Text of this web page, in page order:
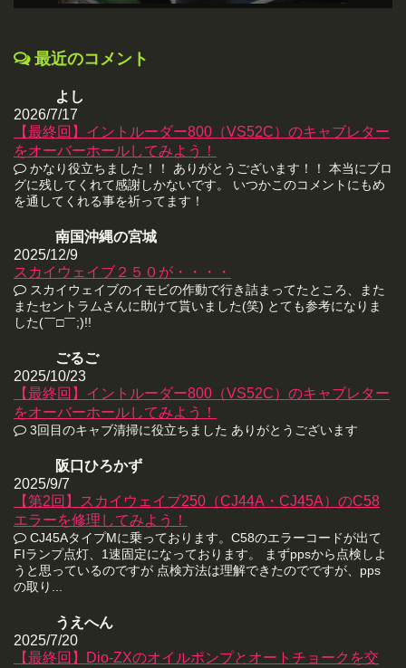
最近のコメント
よし
2026/7/17
【最終回】イントルーダー800（VS52C）のキャブレター
をオーバーホールしてみよう！
かなり役立ちました！！ ありがとうございます！！ 本当にブロ
グに残してくれて感謝しかないです。 いつかこのコメントにもめ
を通してくれる事を祈ってます！
南国沖縄の宮城
2025/12/9
スカイウェイブ２５０が・・・・
スカイウェイブのイモビの作動で行き詰まってたところ、また
またセントラムさんに助けて貰いました(笑) とても参考になりま
した(￣□￣;)!!
ごるご
2025/10/23
【最終回】イントルーダー800（VS52C）のキャブレター
をオーバーホールしてみよう！
3回目のキャブ清掃に役立ちました ありがとうございます
阪口ひろかず
2025/9/7
【第2回】スカイウェイブ250（CJ44A・CJ45A）のC58
エラーを修理してみよう！
CJ45AタイプMに乗っております。C58のエラーコードが出て
FIランプ点灯、1速固定になっております。 まずppsから点検しよ
うと思っているのですが 点検方法は理解できたのでですが、pps
の取り...
うえへん
2025/7/20
【最終回】Dio-ZXのオイルポンプとオートチョークを交